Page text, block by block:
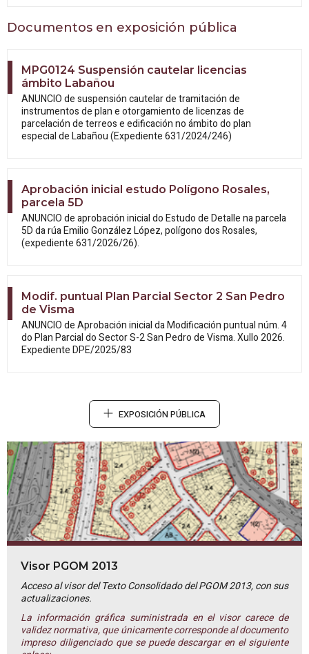
Documentos en exposición pública
MPG0124 Suspensión cautelar licencias
ámbito Labañou
ANUNCIO de suspensión cautelar de tramitación de
instrumentos de plan e otorgamiento de licenzas de
parcelación de terreos e edificación no ámbito do plan
especial de Labañou (Expediente 631/2024/246)
Aprobación inicial estudo Polígono Rosales,
parcela 5D
ANUNCIO de aprobación inicial do Estudode Detalle na parcela
5D da rúa Emilio González López, polígono dos Rosales,
(expediente 631/2026/26).
Modif. puntual Plan Parcial Sector 2 San Pedro
de Visma
ANUNCIO de Aprobación inicial daModificación puntual núm. 4
do Plan Parcial do Sector S-2 San Pedro de Visma. Xullo 2026.
Expediente DPE/2025/83
EXPOSICIÓN PÚBLICA
Visor PGOM 2013
Acceso al visor del Texto Consolidado del PGOM 2013, con sus
actualizaciones.
La información gráfica suministrada en el visor carece de
validez normativa, que únicamente corresponde al documento
impreso diligenciado que se puede descargar en el siguiente